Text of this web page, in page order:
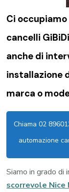
Ci
cancelli
anche di
installazione
marca o
Chiama 02
automazione
Siamo in grado di
scorrevole Nice